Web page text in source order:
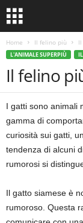
Home Il felino più
L'ANIMALE SUPERPIÙ
Il felino
I gatti sono animali
gamma di
curiosità sui gatti,
tendenza di alcuni
rumorosi si
Il gatto siamese è
rumoroso. Questa